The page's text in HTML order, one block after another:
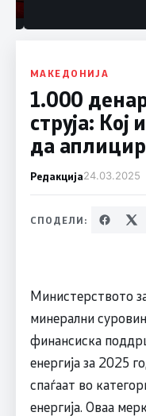
МАКЕДОНИЈА
1.000
струја:
да
Редакција24.03.2025
СПОДЕЛИ:
Министерството
минерални
финансиска
енергија за 2025
спаѓаат во
енергија. Оваа